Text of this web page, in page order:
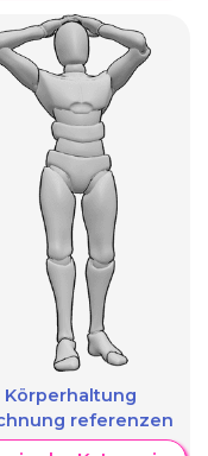
Körperhaltung
referenzen